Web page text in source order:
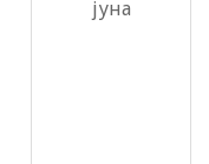
јуна